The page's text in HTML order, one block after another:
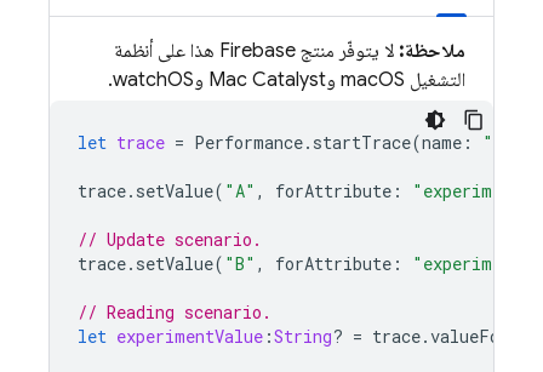
ملاحظة:
لا يتوفّر منتج Firebase هذا على أنظمة
التشغيل macOS وMac Catalyst وwatchOS.
let trace = Performance. startTrace(name : "
trace. setValue( "A" , forAttribute : "experiment"
// Update scenario.
trace. setValue( "B" , forAttribute : "experiment"
// Reading scenario.
let experimentValue :String? = trace.